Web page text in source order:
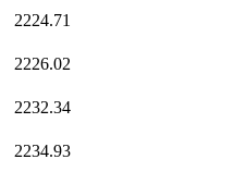
2224.71
2226.02
2232.34
2234.93